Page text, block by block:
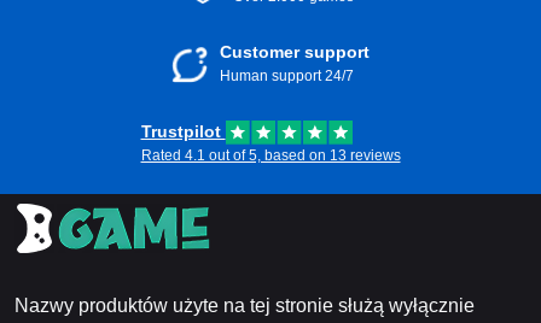
Customer support
Human support 24/7
Trustpilot
Rated 4.1 out of 5, based on 13 reviews
Nazwy produktów użyte na tej stronie służą wyłącznie